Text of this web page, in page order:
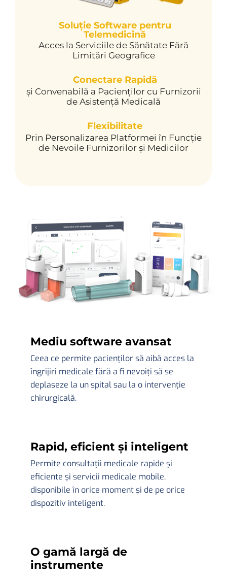
Soluție Software pentru
Telemedicină
Acces la Serviciile de Sănătate Fără
Limitări Geografice
Conectare Rapidă
și Convenabilă a Pacienților cu Furnizorii
de Asistență Medicală
Flexibilitate
Prin Personalizarea Platformei în Funcție
de Nevoile Furnizorilor și Medicilor
Mediu software avansat
Ceea ce permite pacienților să aibă acces la
îngrijiri medicale fără a fi nevoiți să se
deplaseze la un spital sau la o intervenție
chirurgicală.
Rapid, eficient și inteligent
Permite consultații medicale rapide și
eficiente și servicii medicale mobile,
disponibile în orice moment și de pe orice
dispozitiv inteligent.
O gamă largă de
instrumente